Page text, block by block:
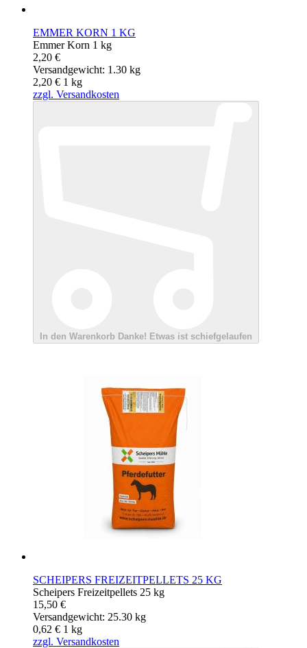
EMMER KORN 1 KG
Emmer Korn 1 kg
2,20 €
Versandgewicht: 1.30 kg
2,20 € 1 kg
zzgl. Versandkosten
In den Warenkorb Danke! Etwas ist schiefgelaufen
SCHEIPERS FREIZEITPELLETS 25 KG
Scheipers Freizeitpellets 25 kg
15,50 €
Versandgewicht: 25.30 kg
0,62 € 1 kg
zzgl. Versandkosten